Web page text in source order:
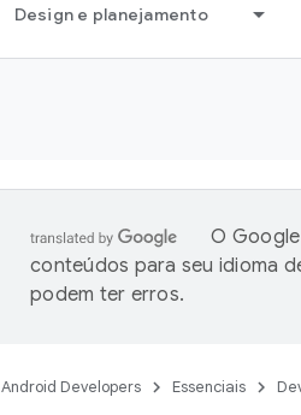
Design e planejamento
O
conteúdos para seu idioma
podem ter erros.
Android Developers Essenciais